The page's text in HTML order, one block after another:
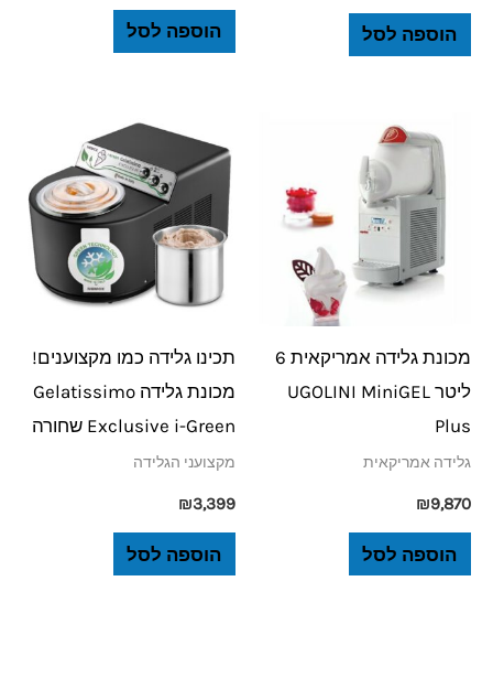
הוספה לסל הוספה לסל
מכונת גלידה אמריקאית 6
ליטר UGOLINI MiniGEL
Plus
גלידה אמריקאית
₪9,870
הוספה לסל
תכינו גלידה כמו מקצוענים!
מכונת גלידה Gelatissimo
Exclusive i-Green שחורה
מקצועני הגלידה
₪3,399
הוספה לסל